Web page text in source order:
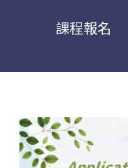
課程報名